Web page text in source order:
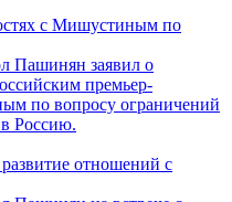
с Мишустиным по
Пашинян заявил о
премьер-
по вопросу ограничений
Россию.
отношений с